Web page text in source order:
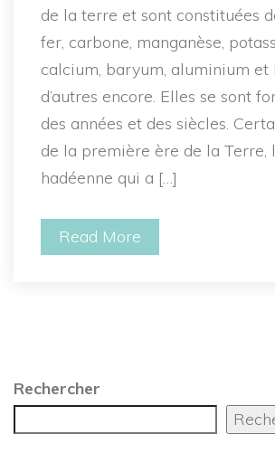
de la terre et sont constituées
fer, carbone, manganèse,
calcium, baryum, aluminium et
d’autres encore. Elles se sont
des années et des siècles.
de la première ère de la Terre,
hadéenne qui a […]
Read More
Rechercher